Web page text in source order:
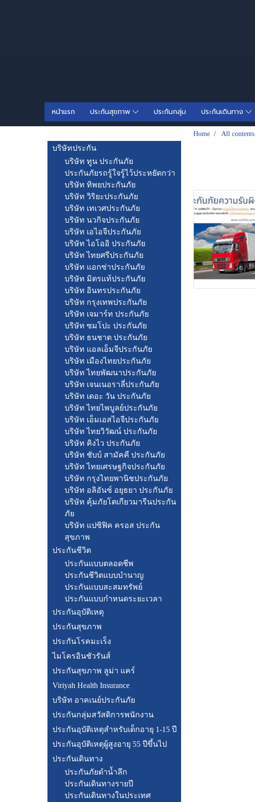
หน้าแรก ประกันสุขภาพ ประกันกลุ่ม ประกันเดินทาง
Home All contents
บริษัทประกัน
บริษัท ทูน ประกันภัย
ประกันภัยรถรู้ใจรู้ไว้ประหยัดกว่า
บริษัท ทิพยประกันภัย
บริษัท วิริยะประกันภัย
บริษัท เทเวศประกันภัย
บริษัท นวกิจประกันภัย
บริษัท เอไอจีประกันภัย
บริษัท ไอโออิ ประกันภัย
บริษัท ไทยศรีประกันภัย
บริษัท แอกซ่าประกันภัย
บริษัท มิตรแท้ประกันภัย
บริษัท อินทรประกันภัย
บริษัท กรุงเทพประกันภัย
บริษัท เจมาร์ท ประกันภัย
บริษัท ซมโปะ ประกันภัย
บริษัท ธนชาต ประกันภัย
บริษัท แอลเอ็มจีประกันภัย
บริษัท เมืองไทยประกันภัย
บริษัท ไทยพัฒนาประกันภัย
บริษัท เจนเนอราลี่ประกันภัย
บริษัท เดอะ วัน ประกันภัย
บริษัท ไทยไพบูลย์ประกันภัย
บริษัท เอ็มเอสไอจีประกันภัย
บริษัท ไทยวิวัฒน์ ประกันภัย
บริษัท คิงไว ประกันภัย
บริษัท ชับบ์ สามัคคี ประกันภัย
บริษัท ไทยเศรษฐกิจประกันภัย
บริษัท กรุงไทยพานิชประกันภัย
บริษัท อลิอันซ์ อยุธยา ประกันภัย
บริษัท คุ้มภัยโตเกียวมารีนประกัน
ภัย
บริษัท แปซิฟิค ครอส ประกัน
สุขภาพ
ประกันชีวิต
ประกันแบบตลอดชีพ
ประกันชีวิตแบบบำนาญ
ประกันแบบสะสมทรัพย์
ประกันแบบกำหนดระยะเวลา
ประกันอุบัติเหตุ
ประกันสุขภาพ
ประกันโรคมะเร็ง
ไมโครอินชัวรันส์
ประกันสุขภาพ ลูม่า แคร์
Viriyah Health Insurance
บริษัท อาคเนย์ประกันภัย
ประกันกลุ่มสวัสดิการพนักงาน
ประกันอุบัติเหตุสำหรับเด็กอายุ 1-15 ปี
ประกันอุบัติเหตุผู้สูงอายุ 55 ปีขึ้นไป
ประกันเดินทาง
ประกันภัยดำน้ำลึก
ประกันเดินทางรายปี
ประกันเดินทางในประเทศ